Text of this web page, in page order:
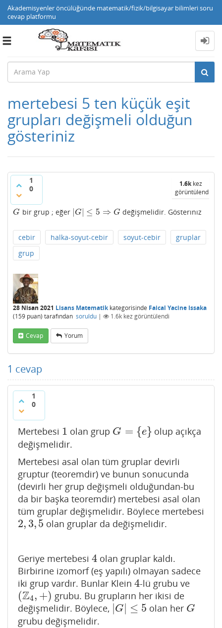
Akademisyenler öncülüğünde matematik/fizik/bilgisayar bilimleri soru
cevap platformu
Toggle
mertebesi 5 ten küçük eşit
grupları değişmeli olduğun
gösteriniz
1
0
1.6kkez
görüntülendi
G
G bir grup ; eğer G ≤ 5 ⇒ G
|G| ≤5 ⇒G değişmelidir. Gösterınız
cebir halka-soyut-cebir soyut-cebir
gruplar
grup
28 Nisan 2021 Lisans Matematikkategorisinde Faical Yacine Issaka
(159 puan) tarafından soruldu | 1.6k kez görüntülendi
Cevap Yorum
1 cevap
1
0
Mertebesi 1
1 olan grup G = {e}
G= {e}
olup açıkça
değişmelidir.
Mertebesi asal olan tüm gruplar devirli
gruptur (teoremdir) ve bunun sonucunda
(devirli her grup değişmeli olduğundan-bu
da bir başka teoremdir) mertebesi asal olan
tüm gruplar değişmelidir. Böylece mertebesi
2, 3,5
2,3,5 olan gruplar da değişmelidir.
Geriye mertebesi 4
4 olan gruplar kaldı.
Birbirine izomorf (eş yapılı) olmayan sadece
iki grup vardır. Bunlar Klein 4
4-lü grubu ve
(Z4, +)
(Z4,+
grubu. Bu grupların her ikisi de
değişmelidir. Böylece,
G ≤ 5
|G ≤5 olan her G
G
grubu değişmelidir.